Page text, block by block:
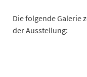
Die folgende Galerie
der Ausstellung: